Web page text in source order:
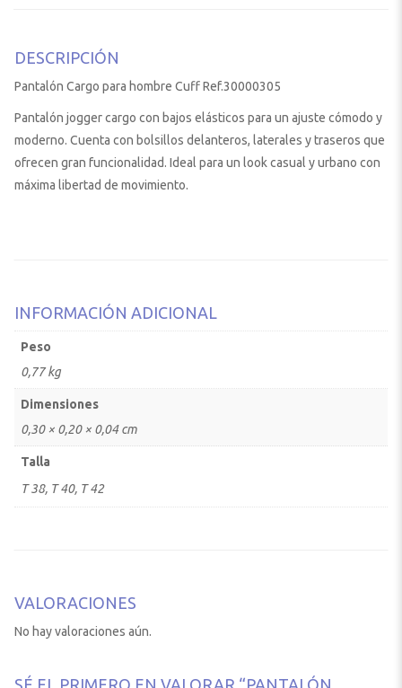
DESCRIPCIÓN
Pantalón Cargo para hombre Cuff Ref.30000305
Pantalón jogger cargo con bajos elásticos para un ajuste cómodo y
moderno. Cuenta con bolsillos delanteros, laterales y traseros que
ofrecen gran funcionalidad. Ideal para un look casual y urbano con
máxima libertad de movimiento.
INFORMACIÓN ADICIONAL
Peso
0,77 kg
Dimensiones
0,30 × 0,20 × 0,04 cm
Talla
T 38, T 40, T 42
VALORACIONES
No hay valoraciones aún.